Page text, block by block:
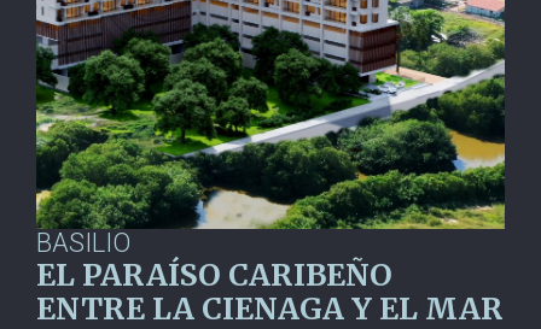
BASILIO
EL PARAÍSO CARIBEÑO
ENTRE LA CIENAGA Y EL MAR